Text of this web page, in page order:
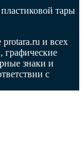
тары
и всех
графические
знаки и
с